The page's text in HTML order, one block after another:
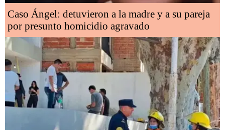
Caso Ángel: detuvieron a la madre y a su pareja
por presunto homicidio agravado